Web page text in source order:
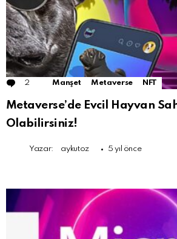
2 Comments
Manşet Metaverse NFT
Metaverse’de Evcil Hayvan
Olabilirsiniz!
Yazar: aykutoz 5 yıl önce